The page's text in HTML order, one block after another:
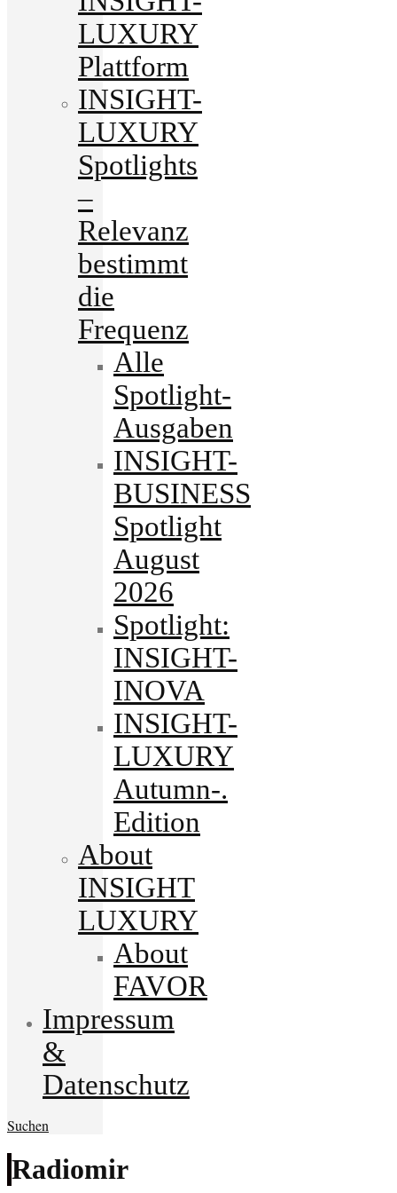
LUXURY
Plattform
INSIGHT-
LUXURY
Spotlights
–
Relevanz
bestimmt
die
Frequenz
Alle
Spotlight-
Ausgaben
INSIGHT-
BUSINESS
Spotlight
August
2026
Spotlight:
INSIGHT-
INOVA
INSIGHT-
LUXURY
Autumn-.
Edition
About
INSIGHT
LUXURY
About
FAVOR
Impressum
&
Datenschutz
Suchen
Radiomir